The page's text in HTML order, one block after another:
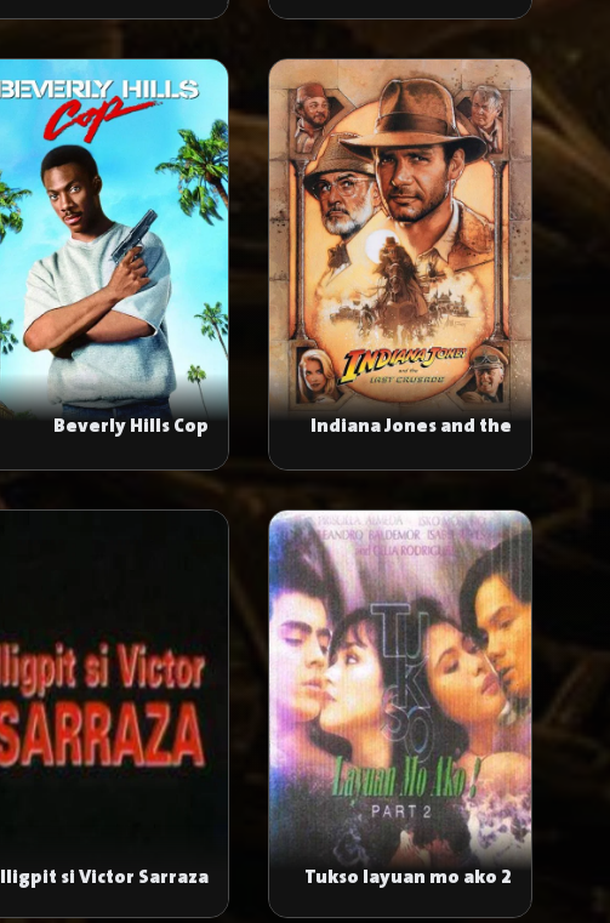
Indiana Jones and the
Beverly Hills Cop
Tukso layuan mo ako 2
Iligpit si Victor Sarraza